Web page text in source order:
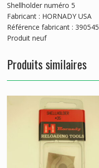
Shellholder numéro 5
Fabricant : HORNADY USA
Référence fabricant : 390545
Produit neuf
Produits similaires